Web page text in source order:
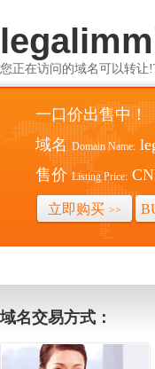
您正在访问的域名可以转让
一口价出售中！
域名 Domain Name:
售价 Listing Price:
立即购买 >>
域名交易方式：